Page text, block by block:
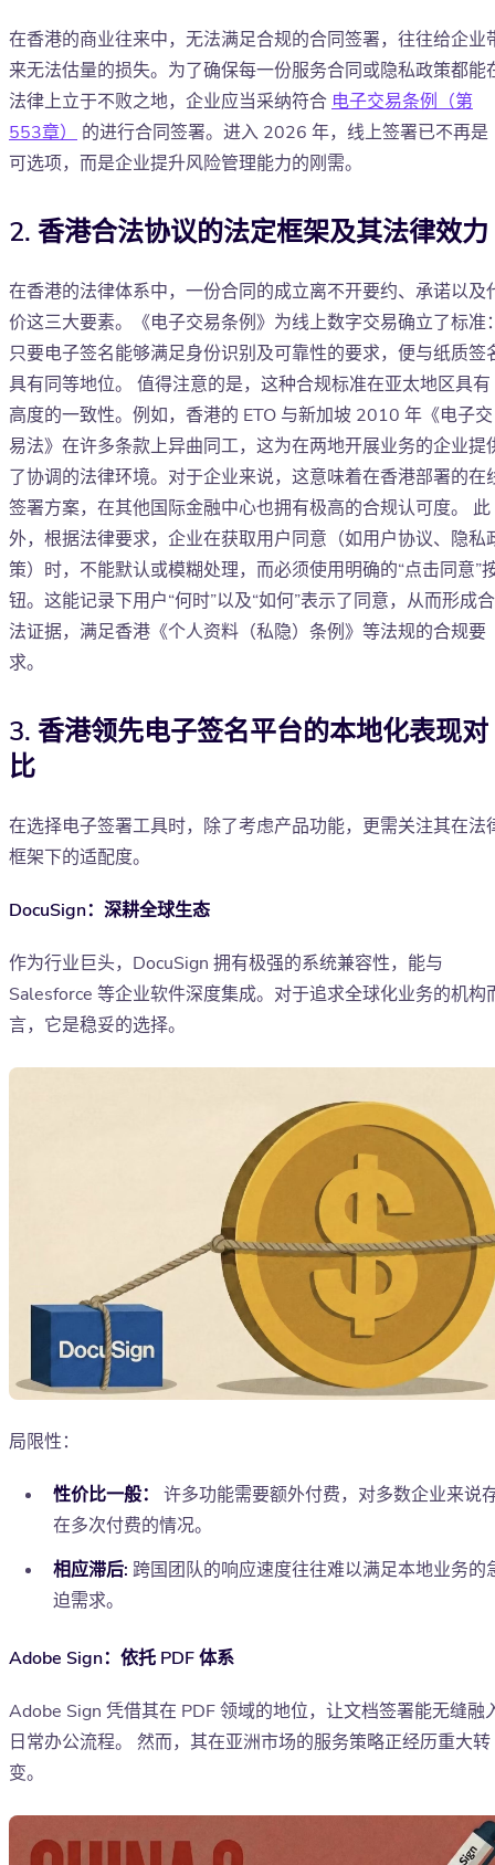
在香港的商业往来中，无法满足合规的合同签署，往往给企业
来无法估量的损失。为了确保每一份服务合同或隐私政策都能
法律上立于不败之地，企业应当采纳符合 电子交易条例（第
553章）
的进行合同签署。进入 2026 年，线上签署已不再是
可选项，而是企业提升风险管理能力的刚需。
2. 香港合法协议的法定框架及其法律效力
在香港的法律体系中，一份合同的成立离不开要约、承诺以及
价这三大要素。《电子交易条例》为线上数字交易确立了标准
只要电子签名能够满足身份识别及可靠性的要求，便与纸质签
具有同等地位。 值得注意的是，这种合规标准在亚太地区具有
高度的一致性。例如，香港的 ETO 与新加坡 2010 年《电子交
易法》在许多条款上异曲同工，这为在两地开展业务的企业提
了协调的法律环境。对于企业来说，这意味着在香港部署的在
签署方案，在其他国际金融中心也拥有极高的合规认可度。 此
外，根据法律要求，企业在获取用户同意（如用户协议、隐私
策）时，不能默认或模糊处理，而必须使用明确的“点击同意”
钮。这能记录下用户“何时”以及“如何”表示了同意，从而形成合
法证据，满足香港《个人资料（私隐）条例》等法规的合规要
求。
3. 香港领先电子签名平台的本地化表现对
比
在选择电子签署工具时，除了考虑产品功能，更需关注其在法
框架下的适配度。
DocuSign：深耕全球生态
作为行业巨头，DocuSign 拥有极强的系统兼容性，能与
Salesforce 等企业软件深度集成。对于追求全球化业务的机构
言，它是稳妥的选择。
局限性：
性价比一般：
许多功能需要额外付费，对多数企业来说
在多次付费的情况。
相应滞后: 跨国团队的响应速度往往难以满足本地业务的
迫需求。
Adobe Sign：依托 PDF 体系
Adobe Sign 凭借其在 PDF 领域的地位，让文档签署能无缝融
日常办公流程。 然而，其在亚洲市场的服务策略正经历重大转
变。